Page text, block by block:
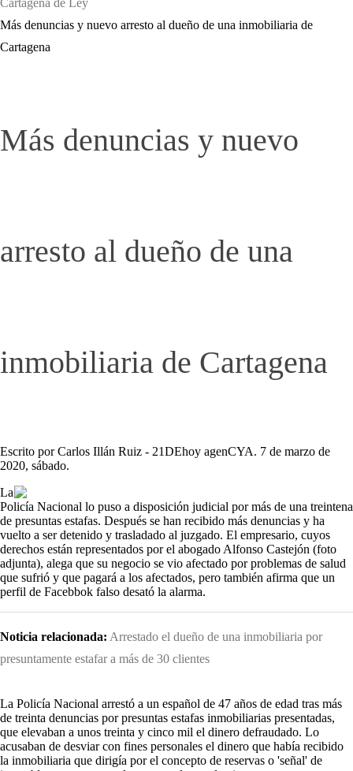
Más denuncias y nuevo arresto al dueño de una inmobiliaria de
Cartagena
Más denuncias y nuevo
arresto al dueño de una
inmobiliaria de Cartagena
Escrito por Carlos Illán Ruiz - 21DEhoy agenCYA. 7 de marzo de
2020, sábado.
La
Policía Nacional lo puso a disposición judicial por más de una treintena
de presuntas estafas. Después se han recibido más denuncias y ha
vuelto a ser detenido y trasladado al juzgado. El empresario, cuyos
derechos están representados por el abogado Alfonso Castejón (foto
adjunta), alega que su negocio se vio afectado por problemas de salud
que sufrió y que pagará a los afectados, pero también afirma que un
perfil de Facebbok falso desató la alarma.
Noticia relacionada: Arrestado el dueño de una inmobiliaria por
presuntamente estafar a más de 30 clientes
La Policía Nacional arrestó a un español de 47 años de edad tras más
de treinta denuncias por presuntas estafas inmobiliarias presentadas,
que elevaban a unos treinta y cinco mil el dinero defraudado. Lo
acusaban de desviar con fines personales el dinero que había recibido
la inmobiliaria que dirigía por el concepto de reservas o 'señal' de